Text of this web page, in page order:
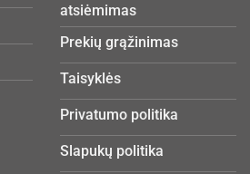
atsiėmimas
Prekių grąžinimas
Taisyklės
Privatumo politika
Slapukų politika